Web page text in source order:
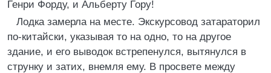
Генри Форду, и Альберту Гору!
Лодка замерла на месте. Экскурсовод затараторил
по-китайски, указывая то на одно, то на другое
здание, и его выводок встрепенулся, вытянулся в
струнку и затих, внемля ему. В просвете между